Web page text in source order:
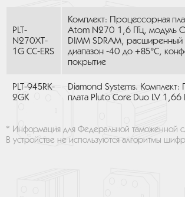
PLT-
N270XT-
1G CC-ERS
Комплект: Процессорная
Atom N270 1,6 ГГц, модуль
DIMM SDRAM,
диапазон -40 до +85°C,
покрытие
PLT-945RK-
2GK
Diamond Systems.
плата Pluto Core Duo LV 1,66
* Информация для Федеральной таможенной
В устройстве не используются алгоритмы